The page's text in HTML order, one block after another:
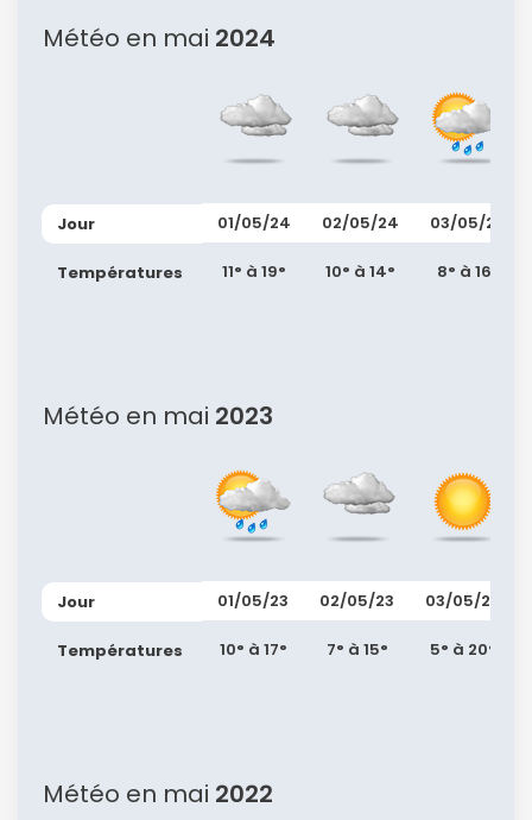
Météo en mai 2024
Jour
Températures
01/05/24
11° à 19°
02/05/24
10° à 14°
03/05/24
8° à 16°
Météo en mai 2023
Jour
Températures
01/05/23
10° à 17°
02/05/23
7° à 15°
03/05/23
5° à 20°
Météo en mai 2022